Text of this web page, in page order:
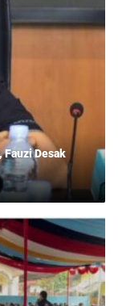
Fauzi Desak